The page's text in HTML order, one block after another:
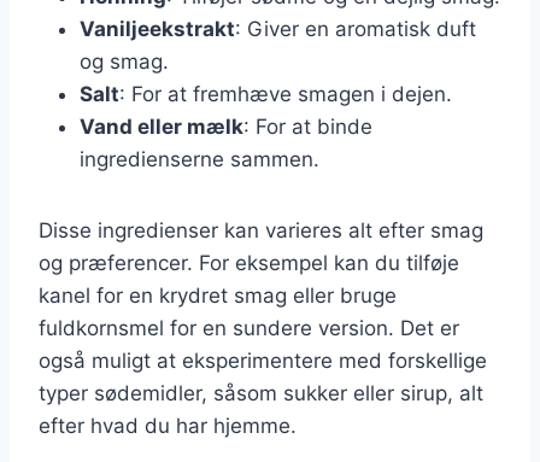
Vaniljeekstrakt: Giver en aromatisk duft
og smag.
Salt: For at fremhæve smagen i dejen.
Vand eller mælk: For at binde
ingredienserne sammen.
Disse ingredienser kan varieres alt efter smag
og præferencer. For eksempel kan du tilføje
kanel for en krydret smag eller bruge
fuldkornsmel for en sundere version. Det er
også muligt at eksperimentere med forskellige
typer sødemidler, såsom sukker eller sirup, alt
efter hvad du har hjemme.